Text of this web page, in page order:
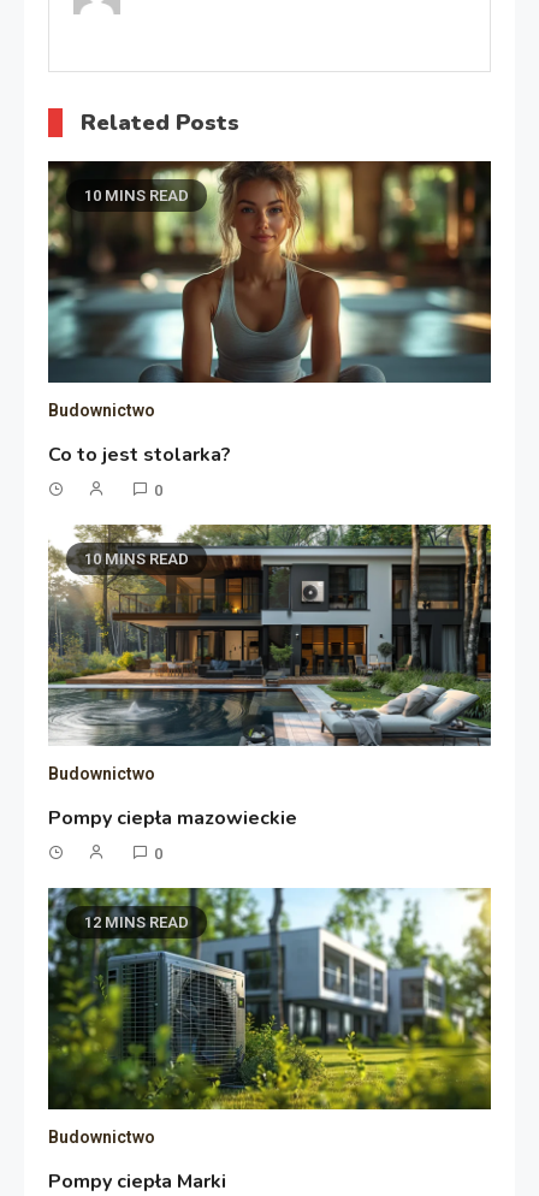
Related Posts
10 MINS READ
Budownictwo
Co to jest stolarka?
0
10 MINS READ
Budownictwo
Pompy ciepła mazowieckie
0
12 MINS READ
Budownictwo
Pompy ciepła Marki